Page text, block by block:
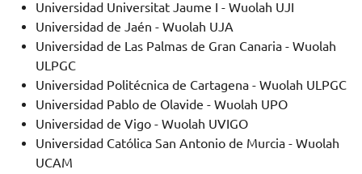
Universidad Universitat Jaume I - Wuolah UJI
Universidad de Jaén - Wuolah UJA
Universidad de Las Palmas de Gran Canaria - Wuolah
ULPGC
Universidad Politécnica de Cartagena - Wuolah ULPGC
Universidad Pablo de Olavide - Wuolah UPO
Universidad de Vigo - Wuolah UVIGO
Universidad Católica San Antonio de Murcia - Wuolah
UCAM